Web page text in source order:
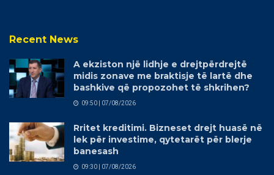
Recent News
A ekziston një lidhje e drejtpërdrejtë
midis zonave me braktisje të lartë dhe
bashkive që propozohet të shkrihen?
09:50 | 07/08/2026
Rritet kreditimi. Bizneset drejt huasë në
lek për investime, qytetarët për blerje
banesash
09:30 | 07/08/2026